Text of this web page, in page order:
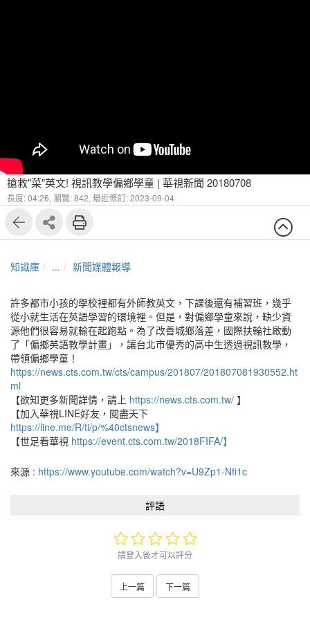
搶救"菜"英文! 視訊教學偏鄉學童 | 華視新聞 20180708
長度: 04:26, 瀏覽: 842, 最近修訂: 2023-09-04
知識庫 ... 新聞媒體報導
許多都市小孩的學校裡都有外師教英文，下課後還有補習班，幾乎
從小就生活在英語學習的環境裡。但是，對偏鄉學童來說，缺少資
源他們很容易就輸在起跑點。為了改善城鄉落差，國際扶輪社啟動
了「偏鄉英語教學計畫」，讓台北市優秀的高中生透過視訊教學，
帶領偏鄉學童！
https://news.cts.com.tw/cts/campus/201807/201807081930552.ht
ml
【欲知更多新聞詳情，請上 https://news.cts.com.tw/ 】
【加入華視LINE好友，閱盡天下
https://line.me/R/ti/p/%40ctsnews】
【世足看華視 https://event.cts.com.tw/2018FIFA/】
來源 : https://www.youtube.com/watch?v=U9Zp1-Nfi1c
評語
請登入後才可以評分
上一篇 下一篇